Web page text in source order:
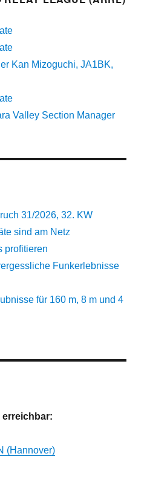
Kan Mizoguchi, JA1BK,
Valley Section Manager
31/2026, 32. KW
sind am Netz
profitieren
Funkerlebnisse
für 160 m, 8 m und 4
erreichbar:
(Hannover)